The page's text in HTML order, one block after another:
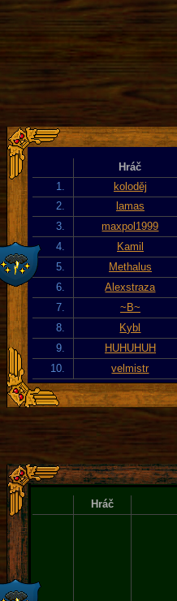
Hráč
1.
koloděj
2.
lamas
3.
maxpol1999
4.
Kamil
5.
Methalus
6.
Alexstraza
7.
~B~
8.
Kybl
9.
HUHUHUH
10.
velmistr
Hráč